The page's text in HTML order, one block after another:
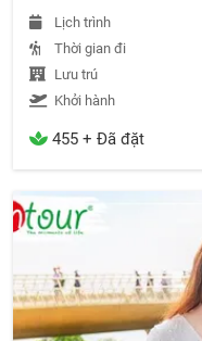
Lịch trình
Thời gian đi
Lưu trú
Khởi hành
455 + Đã đặt